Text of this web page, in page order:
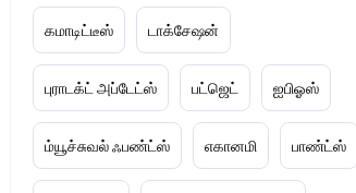
கமாடிட்டீஸ் டாக்சேஷன்
புராடக்ட் அப்டேட்ஸ் பட்ஜெட் ஐபிஓஸ்
ம்யூச்சுவல் ஃபண்ட்ஸ் எகானமி பாண்ட்ஸ்